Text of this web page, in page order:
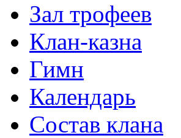
Зал трофеев
Клан-казна
Гимн
Календарь
Состав клана